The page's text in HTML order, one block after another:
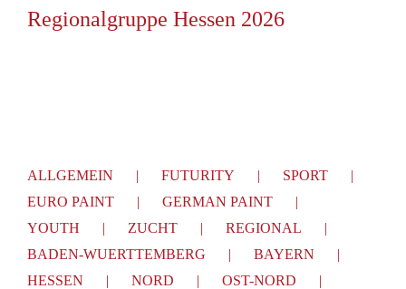
Regionalgruppe Hessen 2026
ALLGEMEIN FUTURITY
SPORT
EURO PAINT
GERMAN PAINT
YOUTH
ZUCHT
REGIONAL
BADEN-WUERTTEMBERG
BAYERN
HESSEN
NORD
OST-NORD